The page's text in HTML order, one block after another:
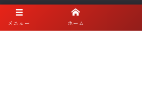
営業時間／17:00～22:30（ラストオーダーは
メニュー ホーム